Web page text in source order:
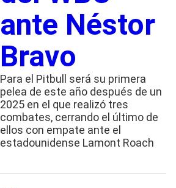
ante Néstor
Bravo
Para el Pitbull será su primera
pelea de este año después de un
2025 en el que realizó tres
combates, cerrando el último de
ellos con empate ante el
estadounidense Lamont Roach